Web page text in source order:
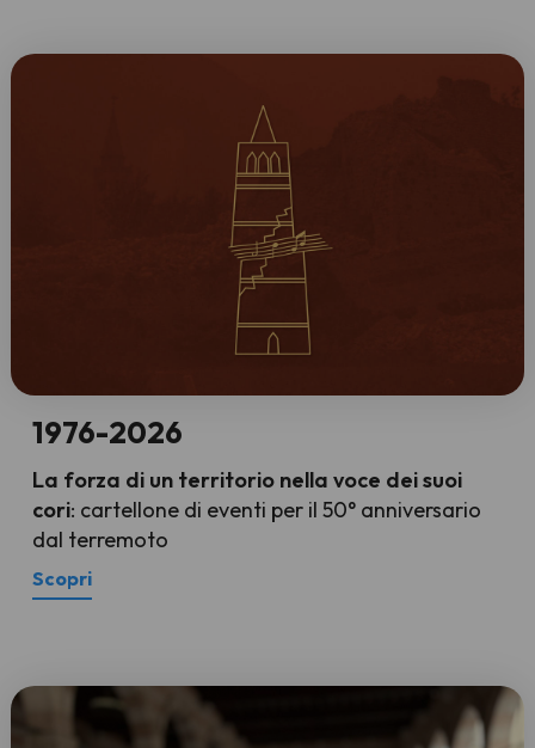
1976-2026
La forza di un territorio nella voce dei suoi
cori: cartellone di eventi per il 50° anniversario
dal terremoto
Scopri